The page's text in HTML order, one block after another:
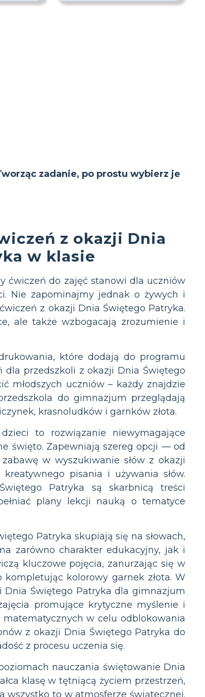
zadanie, po prostu wybierz je
z okazji Dnia
w klasie
ćwiczeń do zajęć stanowi dla uczniów
Nie zapominajmy jednak o żywych i
z okazji Dnia Świętego Patryka.
ale także wzbogacają zrozumienie i
które dodają do programu
dla przedszkoli z okazji Dnia Świętego
młodszych uczniów – każdy znajdzie
do gimnazjum przeglądają
krasnoludków i garnków złota.
to rozwiązanie niewymagające
święto. Zapewniają szereg opcji — od
w wyszukiwanie słów z okazji
pisania i używania słów.
Patryka są skarbnicą treści
plany lekcji nauką o tematyce
Patryka skupiają się na słowach,
zarówno charakter edukacyjny, jak i
kluczowe pojęcia, zanurzając się w
kolorowy garnek złota. W
Dnia Świętego Patryka dla gimnazjum
promujące krytyczne myślenie i
w celu odblokowania
z okazji Dnia Świętego Patryka do
z procesu uczenia się.
nauczania świętowanie Dnia
klasę w tętniącą życiem przestrzeń,
wszystko to w atmosferze świątecznej.